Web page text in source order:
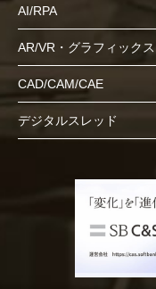
AI/RPA
AR/VR・グラフィックス
CAD/CAM/CAE
デジタルスレッド